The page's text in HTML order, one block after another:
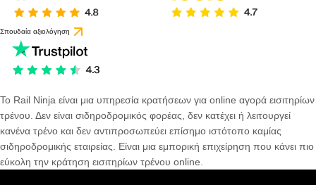
Σπουδαία αξιολόγηση
Το Rail Ninja είναι μια υπηρεσία κρατήσεων για online αγορά εισιτηρίων
τρένου. Δεν είναι σιδηροδρομικός φορέας, δεν κατέχει ή λειτουργεί
κανένα τρένο και δεν αντιπροσωπεύει επίσημο ιστότοπο καμίας
σιδηροδρομικής εταιρείας. Είναι μια εμπορική επιχείρηση που κάνει πιο
εύκολη την κράτηση εισιτηρίων τρένου online.